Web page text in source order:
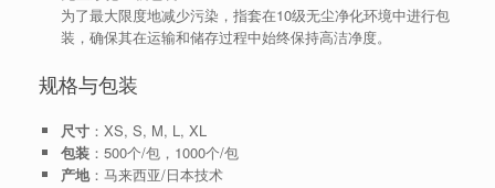
为了最大限度地减少污染，指套在10级无尘净化环境中进行包
装，确保其在运输和储存过程中始终保持高洁净度。
规格与包装
尺寸：XS, S, M, L, XL
包装：500个/包，1000个/包
产地：马来西亚/日本技术